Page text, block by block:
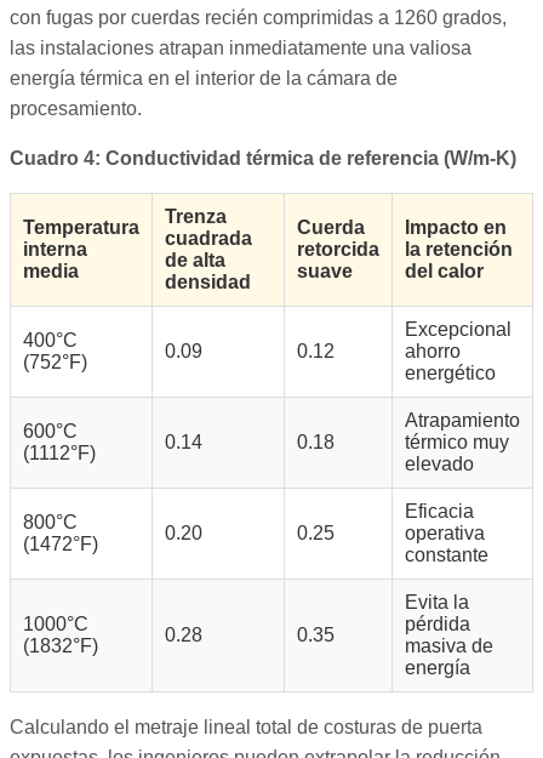
con fugas por cuerdas recién comprimidas a 1260 grados,
las instalaciones atrapan inmediatamente una valiosa
energía térmica en el interior de la cámara de
procesamiento.
Cuadro 4: Conductividad térmica de referencia (W/m-K)
Temperatura
interna
media
Trenza
cuadrada
de alta
densidad
Cuerda
retorcida
suave
Impacto en
la retención
del calor
400°C
(752°F)
0.09 0.12
Excepcional
ahorro
energético
600°C
(1112°F)
0.14 0.18
Atrapamiento
térmico muy
elevado
800°C
(1472°F)
0.20 0.25
Eficacia
operativa
constante
1000°C
(1832°F)
0.28 0.35
Evita la
pérdida
masiva de
energía
Calculando el metraje lineal total de costuras de puerta